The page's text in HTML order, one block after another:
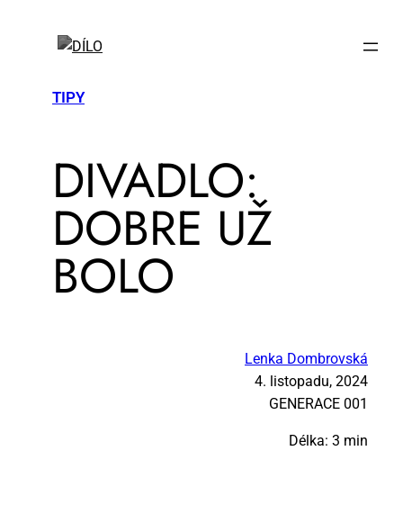
TIPY
DI­VA­DLO:
DOB­RE UŽ
BO­LO
Lenka Dombrovská
4. listopadu, 2024
GE­NE­RA­CE 001
Délka: 3 min